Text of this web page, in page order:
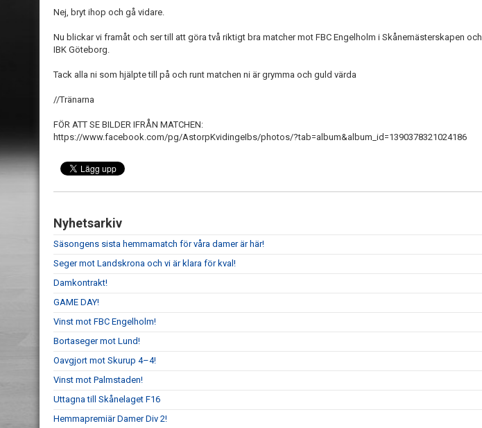
Nej, bryt ihop och gå vidare.
Nu blickar vi framåt och ser till att göra två riktigt bra matcher mot FBC Engelholm i Skånemästerskapen och
IBK Göteborg.
Tack alla ni som hjälpte till på och runt matchen ni är grymma och guld värda
//Tränarna
FÖR ATT SE BILDER IFRÅN MATCHEN:
https://www.facebook.com/pg/AstorpKvidingeIbs/photos/?tab=album&album_id=1390378321024186
Nyhetsarkiv
Säsongens sista hemmamatch för våra damer är här!
Seger mot Landskrona och vi är klara för kval!
Damkontrakt!
GAME DAY!
Vinst mot FBC Engelholm!
Bortaseger mot Lund!
Oavgjort mot Skurup 4–4!
Vinst mot Palmstaden!
Uttagna till Skånelaget F16
Hemmapremiär Damer Div 2!